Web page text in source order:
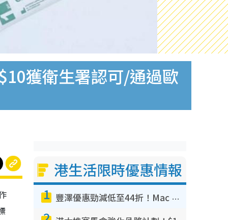
獲衛生署認可/通過歐
港生活限時優惠情報
1 豐澤優惠勁減低至44折！Mac mini/iPhone17Pro大減價！廚房家電$220起